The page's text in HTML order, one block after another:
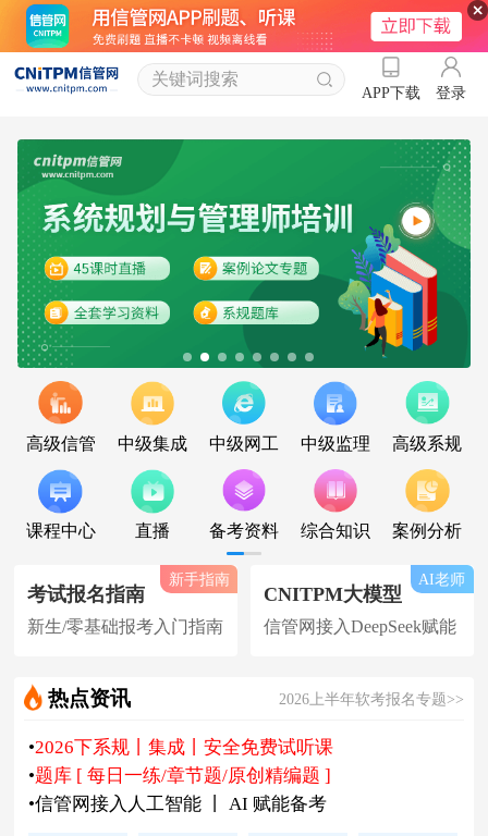
APP下载 登录
高级信管 中级集成 中级网工 中级监理 高级系规
课程中心 直播 备考资料 综合知识 案例分析
考试报名指南
新生/零基础报考入门指南
新手指南
CNITPM大模型
信管网接入DeepSeek赋能
AI老师
热点资讯 2026上半年软考报名专题>>
•2026下系规丨集成丨安全免费试听课
•题库 [ 每日一练/章节题/原创精编题 ]
•信管网接入人工智能 丨 AI 赋能备考